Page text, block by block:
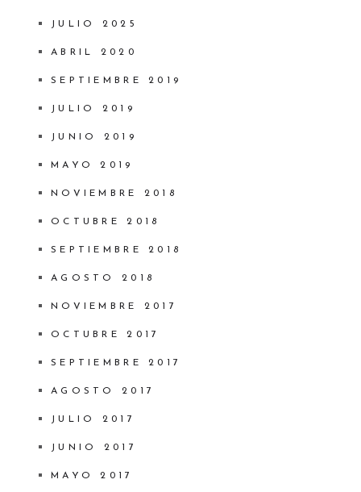
JULIO 2025
ABRIL 2020
SEPTIEMBRE 2019
JULIO 2019
JUNIO 2019
MAYO 2019
NOVIEMBRE 2018
OCTUBRE 2018
SEPTIEMBRE 2018
AGOSTO 2018
NOVIEMBRE 2017
OCTUBRE 2017
SEPTIEMBRE 2017
AGOSTO 2017
JULIO 2017
JUNIO 2017
MAYO 2017